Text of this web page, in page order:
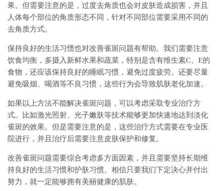
果。但需要注意的是，过度去角质也会对皮肤造成损害，并且
人体每个部位的角质形态不同，针对不同部位需要采用不同的
去角质方式。
保持良好的生活习惯也对改善雀斑问题有帮助。我们需要注意
饮食均衡，多摄入新鲜水果和蔬菜，特别是含有维生素C、E的
食物，还应该保持良好的睡眠习惯，避免过度疲劳。还要尽量
避免吸烟、喝酒等不良习惯，这些行为会导致肌肤老化加速。
如果以上方法不能解决雀斑问题，可以考虑采取专业治疗方
式。比如激光照射、光子嫩肤等技术能够更加快速地达到淡化
雀斑的效果。但是需要注意的是，这些治疗方式需要在专业医
院进行，并且治疗后需要注意皮肤保护和修复。
改善雀斑问题需要综合考虑多方面因素，并且需要坚持长期维
持良好的生活习惯和护肤习惯。相信只要我们下定决心并付出
努力，就一定能够拥有美丽健康的肌肤。